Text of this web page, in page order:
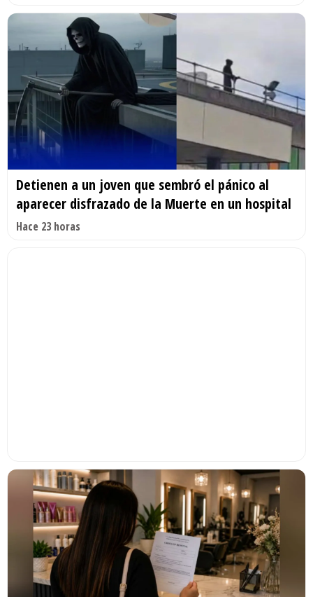
Detienen a un joven que sembró el pánico al
aparecer disfrazado de la Muerte en un hospital
Hace 23 horas